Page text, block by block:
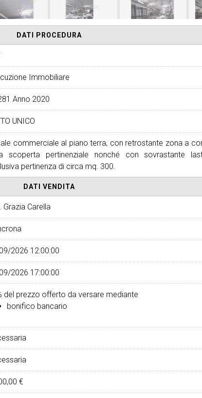
DATI PROCEDURA
Immobiliare
Anno 2020
UNICO
commerciale al piano terra, con retrostante zona a
scoperta pertinenziale nonché con sovrastante
pertinenza di circa mq. 300.
DATI VENDITA
Grazia Carella
2026 12:00:00
2026 17:00:00
del prezzo offerto da versare mediante
bonifico bancario
€